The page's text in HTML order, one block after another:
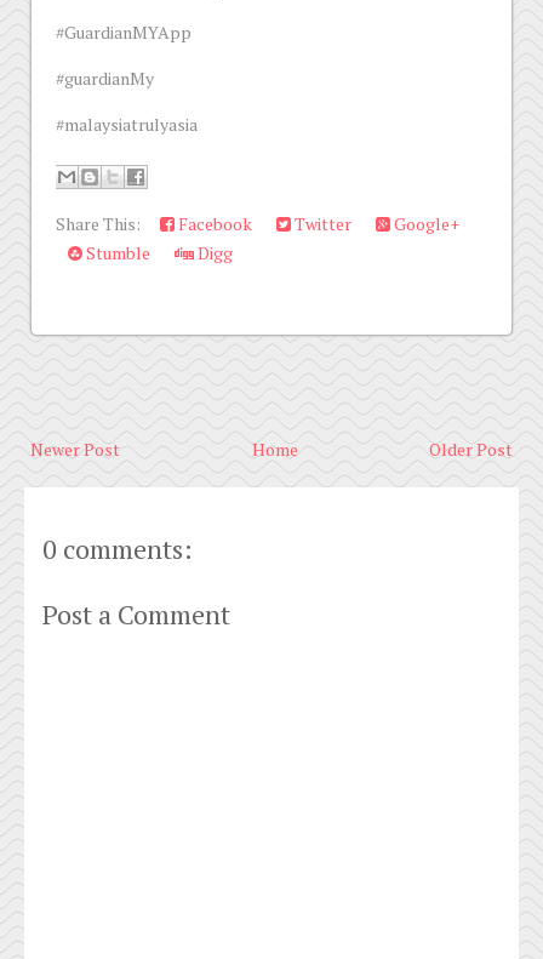
#GuardianMYApp
#guardianMy
#malaysiatrulyasia
Share This: Facebook Twitter
Google+
Stumble
Digg
Newer Post Older Post
Home
0 comments:
Post a Comment